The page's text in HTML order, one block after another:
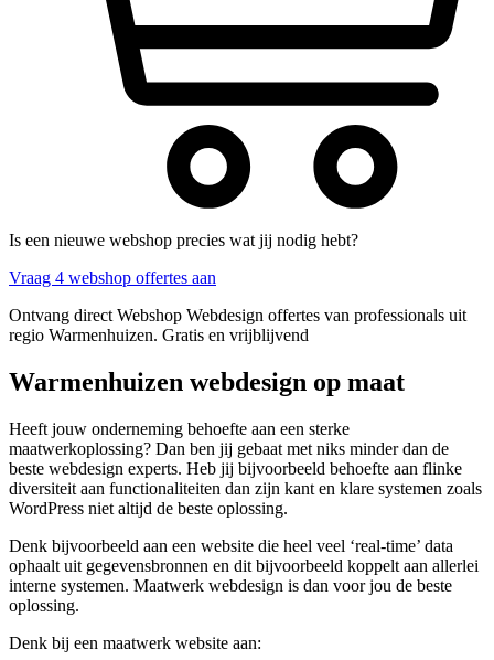
Is een nieuwe webshop precies wat jij nodig hebt?
Vraag 4 webshop offertes aan
Ontvang direct Webshop Webdesign offertes van professionals uit
regio Warmenhuizen. Gratis en vrijblijvend
Warmenhuizen webdesign op maat
Heeft jouw onderneming behoefte aan een sterke
maatwerkoplossing? Dan ben jij gebaat met niks minder dan de
beste webdesign experts. Heb jij bijvoorbeeld behoefte aan flinke
diversiteit aan functionaliteiten dan zijn kant en klare systemen zoals
WordPress niet altijd de beste oplossing.
Denk bijvoorbeeld aan een website die heel veel ‘real-time’ data
ophaalt uit gegevensbronnen en dit bijvoorbeeld koppelt aan allerlei
interne systemen. Maatwerk webdesign is dan voor jou de beste
oplossing.
Denk bij een maatwerk website aan: